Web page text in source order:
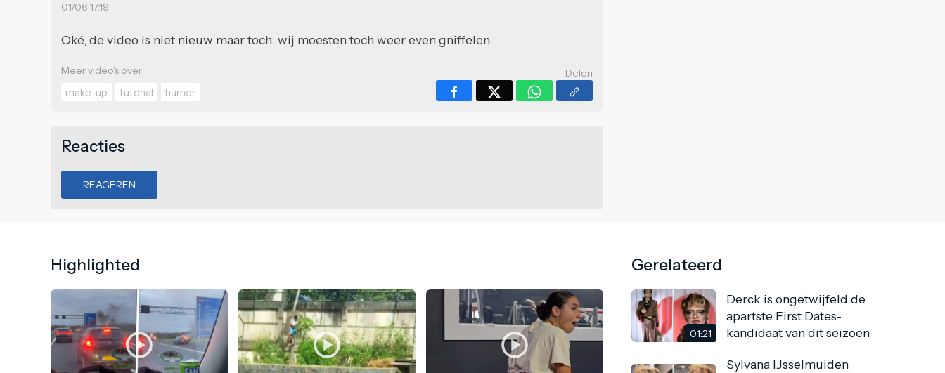
01/06 17:19
Oké, de video is niet nieuw maar toch: wij moesten toch weer even gniffelen.
Meer video's over
make-up
tutorial humor
Delen
Reacties
REAGEREN
Highlighted Gerelateerd
01:21
Derck is ongetwijfeld de
apartste First Dates-
kandidaat van dit seizoen
Sylvana IJsselmuiden